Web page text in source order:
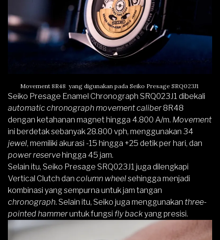
Movement 8R48 yang digunakan pada Seiko Presage SRQ023J1
Seiko Presage Enamel Chronograph SRQ023J1 dibekali
automatic chronograph movement caliber8R48
dengan ketahanan magnet hingga 4.800 A/m. Movement
ini berdetak sebanyak 28.800 vph, menggunakan 34
jewel, memiliki akurasi -15 hingga +25 detik per hari, dan
power reservehingga 45 jam.
Selain itu, Seiko Presage SRQ023J1 juga dilengkapi
Vertical Clutch dan column wheelsehingga menjadi
kombinasi yang sempurna untuk jam tangan
chronograph. Selain itu, Seiko juga menggunakan three-
pointed hammeruntuk fungsi fly backyang presisi.